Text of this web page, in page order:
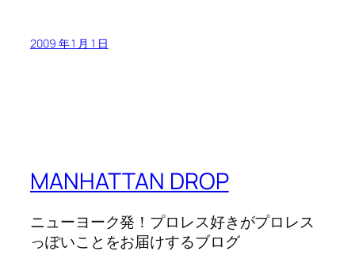
2009 年 1 月 1 日
MANHATTAN DROP
ニューヨーク発！プロレス好きがプロレス
っぽいことをお届けするブログ